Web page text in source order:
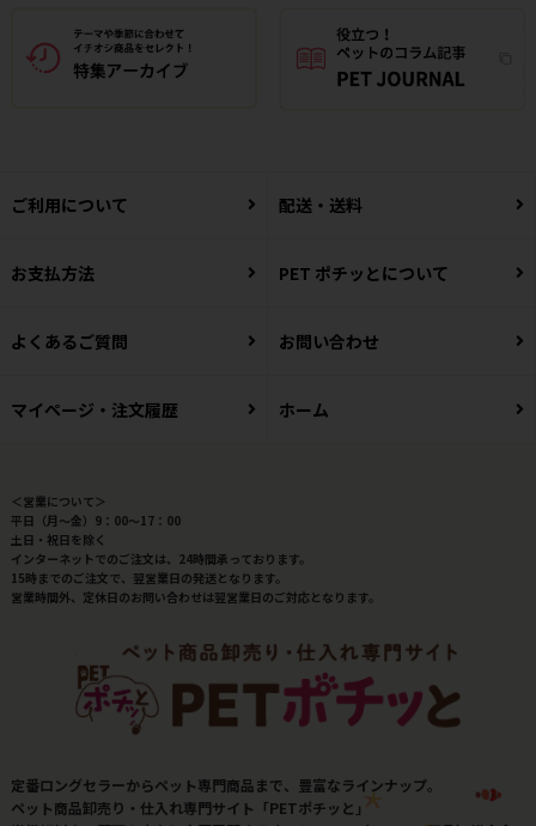
ご利用について 配送・送料
お支払方法 PET ポチッとについて
よくあるご質問 お問い合わせ
マイページ・注文履歴 ホーム
＜営業について＞
平日（月～金）9：00～17：00
土日・祝日を除く
インターネットでのご注文は、24時間承っております。
15時までのご注文で、翌営業日の発送となります。
営業時間外、定休日のお問い合わせは翌営業日のご対応となります。
定番ロングセラーからペット専門商品まで、豊富なラインナップ。
ペット商品卸売り・仕入れ専門サイト「PETポチッと」